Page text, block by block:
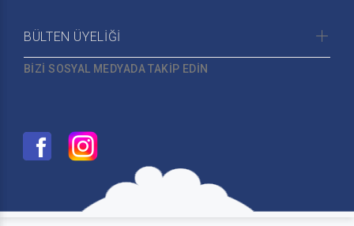
BÜLTEN ÜYELİĞİ
BİZİ SOSYAL MEDYADA TAKİP EDİN